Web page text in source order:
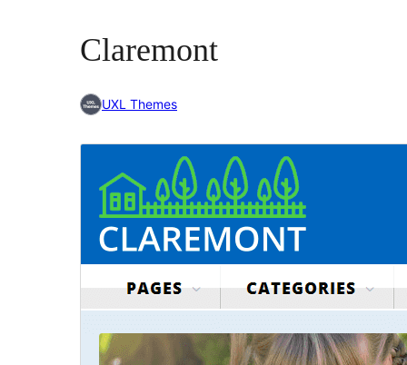
Claremont
UXL Themes